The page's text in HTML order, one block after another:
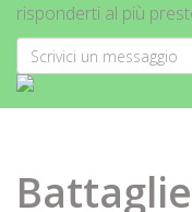
risponderti al più